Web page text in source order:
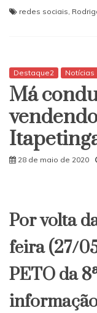
redes sociais,
Destaque2 Notícias
Má
28 de maio de 2020
Por volta
feira (27/
PETO da